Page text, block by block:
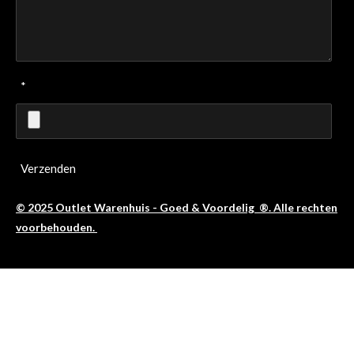
*
Verzenden
© 2025 Outlet Warenhuis - Goed & Voordelig ®. Alle rechten
voorbehouden.